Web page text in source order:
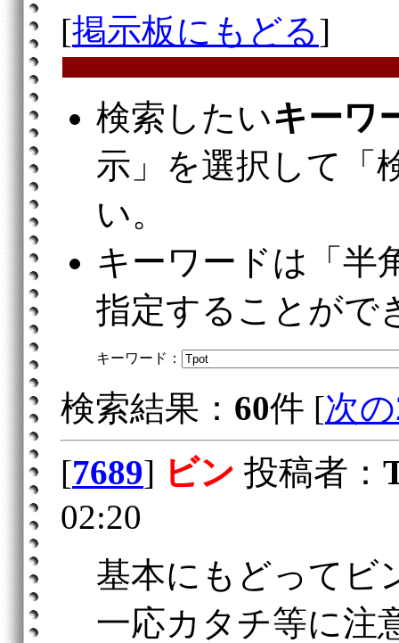
[掲示板にもどる]
検索したいキーワ
示」を選択して「
い。
キーワードは「半
指定することがで
キーワード：
検索結果： 60件 [次
[7689] ビン 投稿者：
02:20
基本にもどってビ
一応カタチ等に注